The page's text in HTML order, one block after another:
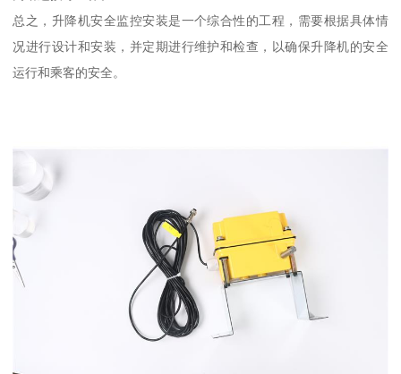
总之，升降机安全监控安装是一个综合性的工程，需要根据具体情
况进行设计和安装，并定期进行维护和检查，以确保升降机的安全
运行和乘客的安全。